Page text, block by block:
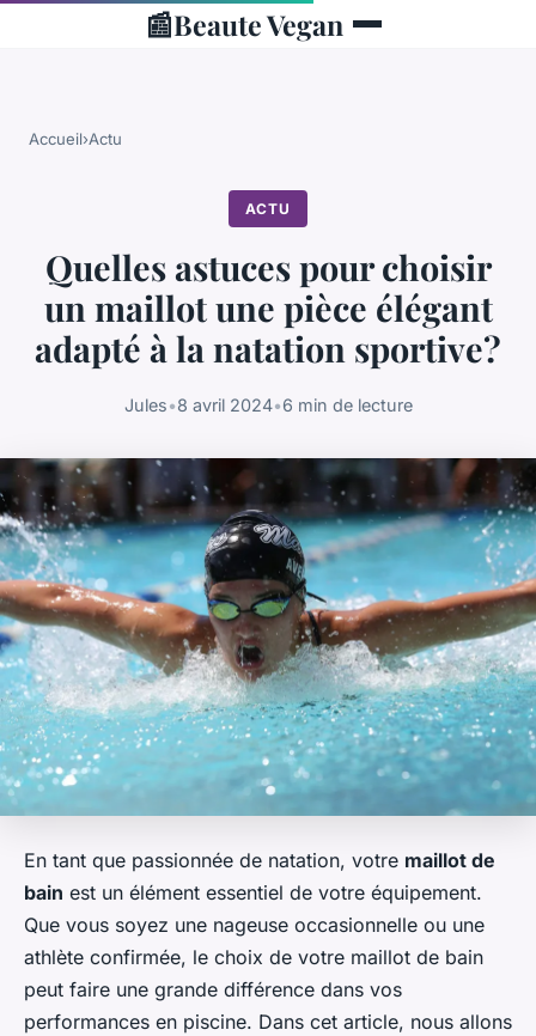
📰Beaute Vegan
Accueil›Actu
ACTU
Quelles astuces pour choisir
un maillot une pièce élégant
adapté à la natation sportive?
Jules•8 avril 2024•6 min de lecture
En tant que passionnée de natation, votre maillot de
bain est un élément essentiel de votre équipement.
Que vous soyez une nageuse occasionnelle ou une
athlète confirmée, le choix de votre maillot de bain
peut faire une grande différence dans vos
performances en piscine. Dans cet article, nous allons